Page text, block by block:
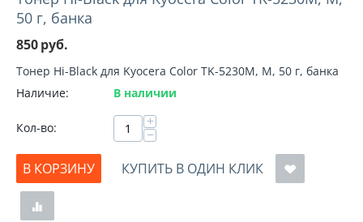
50 г, банка
850руб.
Тонер Hi-Black для Kyocera Color TK-5230M, M, 50 г, банка
Наличие:
В наличии
Кол-во: +
−
В КОРЗИНУ
КУПИТЬ В ОДИН КЛИК